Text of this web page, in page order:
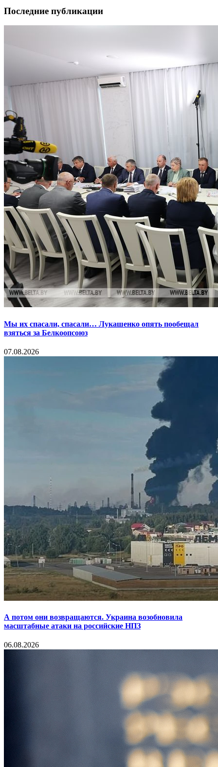
Последние публикации
Мы их спасали, спасали… Лукашенко опять пообещал
взяться за Белкоопсоюз
07.08.2026
А потом они возвращаются. Украина возобновила
масштабные атаки на российские НПЗ
06.08.2026